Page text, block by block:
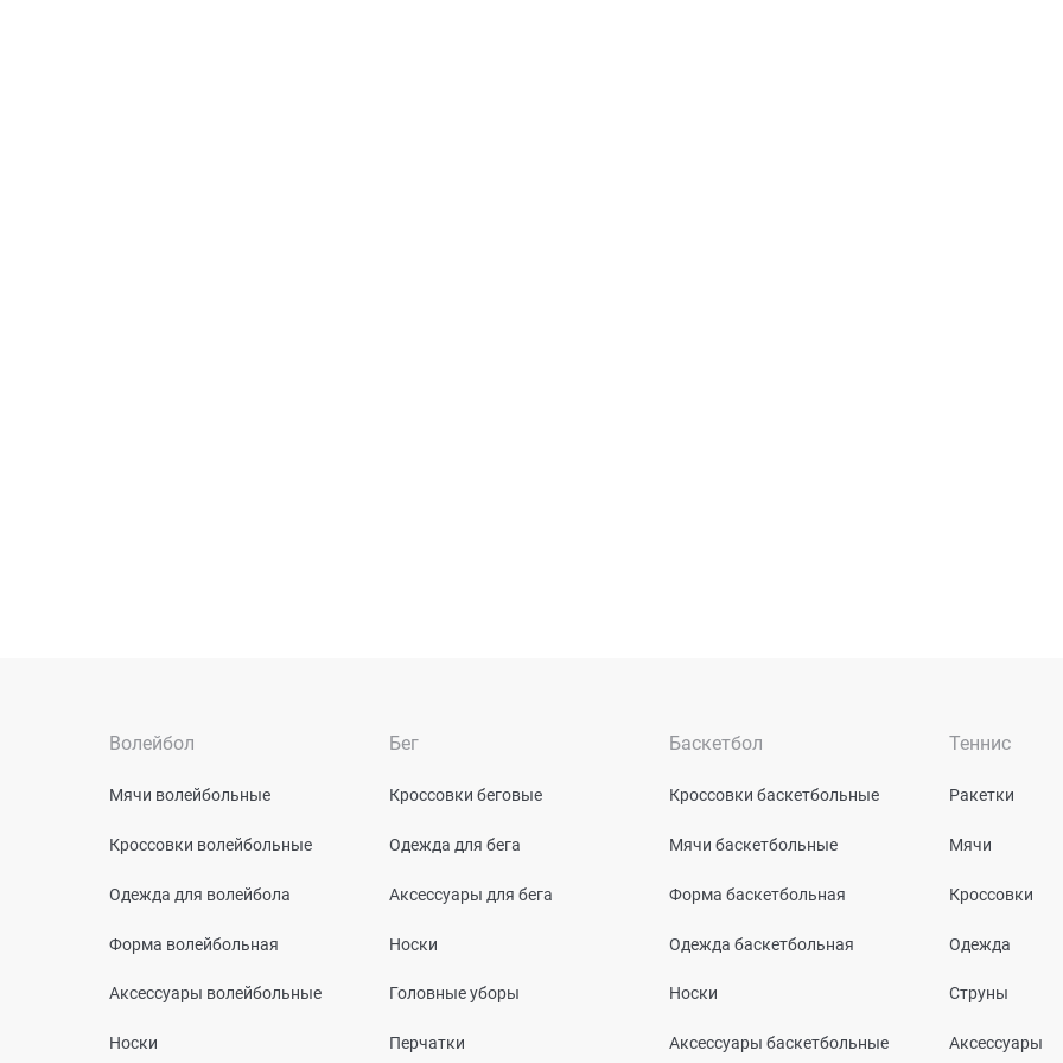
Волейбол
Мячи волейбольные
Кроссовки волейбольные
Одежда для волейбола
Форма волейбольная
Аксессуары волейбольные
Носки
Бег
Кроссовки беговые
Одежда для бега
Аксессуары для бега
Носки
Головные уборы
Перчатки
Баскетбол
Кроссовки баскетбольные
Мячи баскетбольные
Форма баскетбольная
Одежда баскетбольная
Носки
Аксессуары баскетбольные
Теннис
Ракетки
Мячи
Кроссовки
Одежда
Струны
Аксессуары